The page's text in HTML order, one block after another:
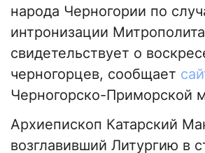
народа Черногории по
интронизации
свидетельствует о
черногорцев, сообщает
Черногорско-Приморской
Архиепископ Катарский
возглавивший Литургию в